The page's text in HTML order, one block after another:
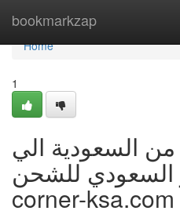
bookmarkzap
Home
Home
1
السعودية الي
السعودي للشحن -
corner-ksa.com